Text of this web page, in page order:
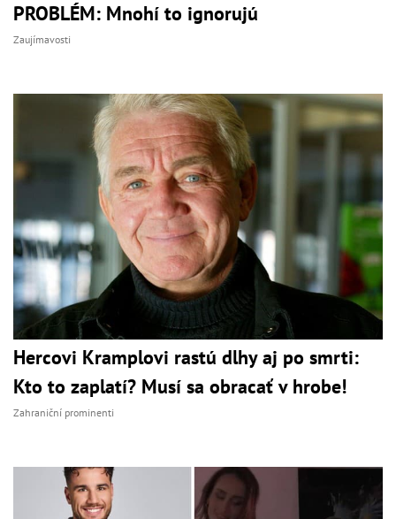
PROBLÉM: Mnohí to ignorujú
Zaujímavosti
Hercovi Kramplovi rastú dlhy aj po smrti:
Kto to zaplatí? Musí sa obracať v hrobe!
Zahraniční prominenti